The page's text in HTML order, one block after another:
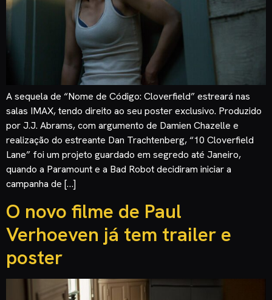
A sequela de “Nome de Código: Cloverfield” estreará nas
salas IMAX, tendo direito ao seu poster exclusivo. Produzido
por J.J. Abrams, com argumento de Damien Chazelle e
realização do estreante Dan Trachtenberg, “10 Cloverfield
Lane” foi um projeto guardado em segredo até Janeiro,
quando a Paramount e a Bad Robot decidiram iniciar a
campanha de […]
O novo filme de Paul
Verhoeven já tem trailer e
poster